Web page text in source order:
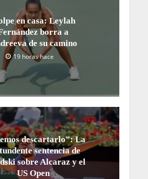
en casa: Leylah
borra a
de su camino
19 horas hace
descartarlo”: La
sentencia de
sobre Alcaraz y el
US Open